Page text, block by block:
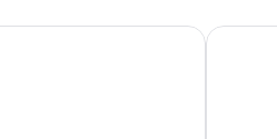
Hilton